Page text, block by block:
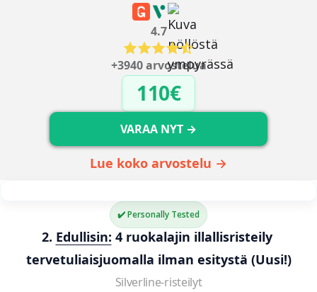
4.7
+3940 arvostelua
110€
VARAA NYT →
Lue koko arvostelu →
✔️ Personally Tested
2. Edullisin: 4 ruokalajin illallisristeily
tervetuliaisjuomalla ilman esitystä (Uusi!)
Silverline-risteilyt